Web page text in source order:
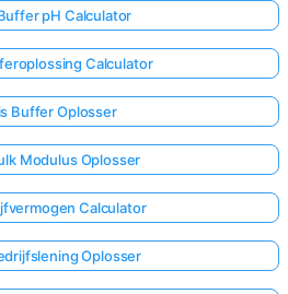
pH Calculator
Calculator
Buffer Oplosser
Modulus Oplosser
Calculator
Oplosser